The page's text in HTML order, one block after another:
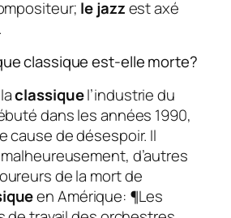
le jazzest axé
classique est-elle morte?
classiquel’industrie du
dans les années 1990,
cause de désespoir. Il
d’autres
de la mort de
en Amérique: ¶Les